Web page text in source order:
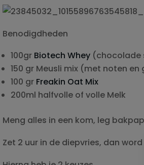
Benodigdheden
100gr Biotech Whey (chocolade
150 gr Meusli mix (met noten
100 gr Freakin Oat Mix
200ml halfvolle of volle Melk
Meng alles in een kom, leg
Zet 2 uur in de diepvries, dan